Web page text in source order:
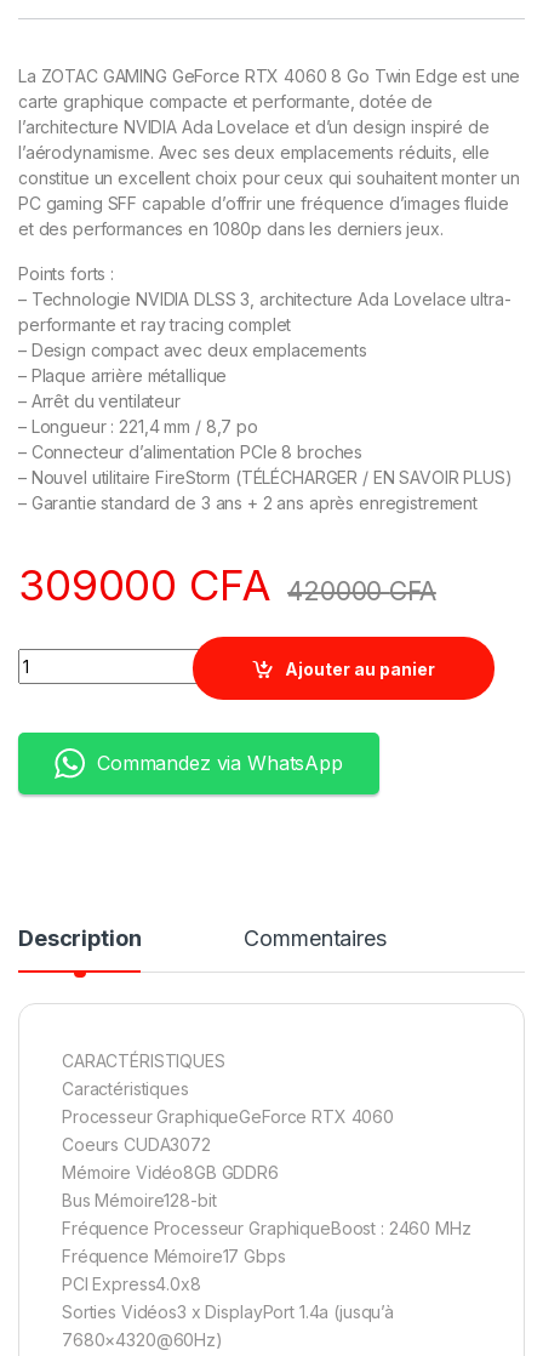
La ZOTAC GAMING GeForce RTX 4060 8 Go Twin Edge est une
carte graphique compacte et performante, dotée de
l’architecture NVIDIA Ada Lovelace et d’un design inspiré de
l’aérodynamisme. Avec ses deux emplacements réduits, elle
constitue un excellent choix pour ceux qui souhaitent monter un
PC gaming SFF capable d’offrir une fréquence d’images fluide
et des performances en 1080p dans les derniers jeux.
Points forts :
– Technologie NVIDIA DLSS 3, architecture Ada Lovelace ultra-
performante et ray tracing complet
– Design compact avec deux emplacements
– Plaque arrière métallique
– Arrêt du ventilateur
– Longueur : 221,4 mm / 8,7 po
– Connecteur d’alimentation PCIe 8 broches
– Nouvel utilitaire FireStorm (TÉLÉCHARGER / EN SAVOIR PLUS)
– Garantie standard de 3 ans + 2 ans après enregistrement
309000 CFA 420000CFA
Quantity
Ajouter au panier
Commandez via WhatsApp
Description Commentaires
CARACTÉRISTIQUES
Caractéristiques
Processeur GraphiqueGeForce RTX 4060
Coeurs CUDA3072
Mémoire Vidéo8GB GDDR6
Bus Mémoire128-bit
Fréquence Processeur GraphiqueBoost : 2460 MHz
Fréquence Mémoire17 Gbps
PCI Express4.0x8
Sorties Vidéos3 x DisplayPort 1.4a (jusqu’à
7680×4320@60Hz)